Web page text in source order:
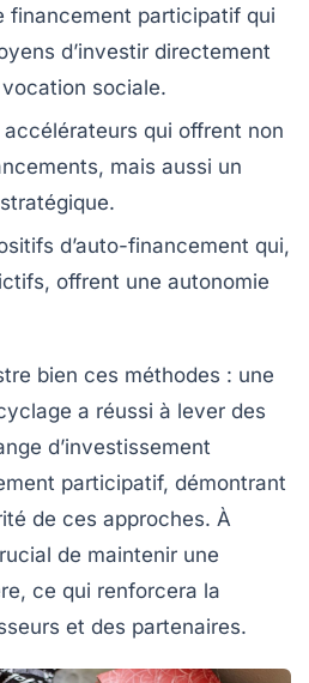
financement participatif qui
d’investir directement
sociale.
qui offrent non
mais aussi un
d’auto-financement qui,
offrent une autonomie
bien ces méthodes : une
a réussi à lever des
d’investissement
participatif, démontrant
de ces approches. À
de maintenir une
, ce qui renforcera la
et des partenaires.